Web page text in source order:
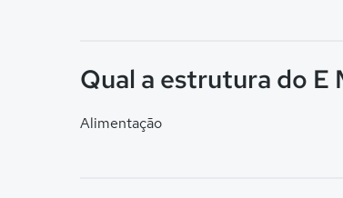
Qual a estrutura do E
Alimentação